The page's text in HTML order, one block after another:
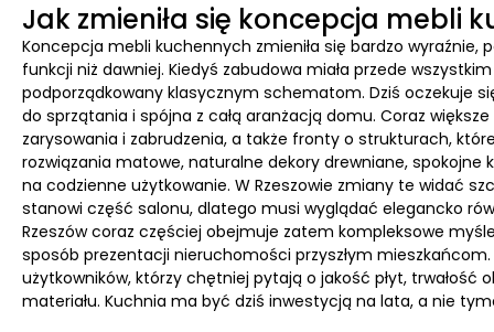
Jak zmieniła się koncepcja mebli
Koncepcja mebli kuchennych zmieniła się bardzo wyraźnie,
funkcji niż dawniej. Kiedyś zabudowa miała przede
podporządkowany klasycznym schematom. Dziś oczekuje
do sprzątania i spójna z całą aranżacją domu. Coraz
zarysowania i zabrudzenia, a także fronty o strukturach,
rozwiązania matowe, naturalne dekory drewniane, spokojne
na codzienne użytkowanie. W Rzeszowie zmiany te widać
stanowi część salonu, dlatego musi wyglądać elegancko
Rzeszów coraz częściej obejmuje zatem kompleksowe
sposób prezentacji nieruchomości przyszłym
użytkowników, którzy chętniej pytają o jakość płyt,
materiału. Kuchnia ma być dziś inwestycją na lata, a nie